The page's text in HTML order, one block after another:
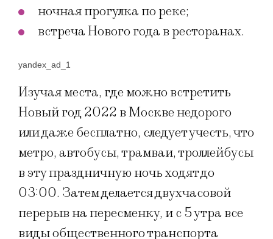
ночная прогулка по реке;
встреча Нового года в ресторанах.
yandex_ad_1
Изучая места, где можно встретить
Новый год 2022 в Москве недорого
или даже бесплатно, следует учесть, что
метро, автобусы, трамваи, троллейбусы
в эту праздничную ночь ходят до
03:00. Затем делается двухчасовой
перерыв на пересменку, и с 5 утра все
виды общественного транспорта